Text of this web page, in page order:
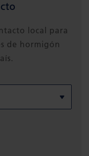
local para
de hormigón